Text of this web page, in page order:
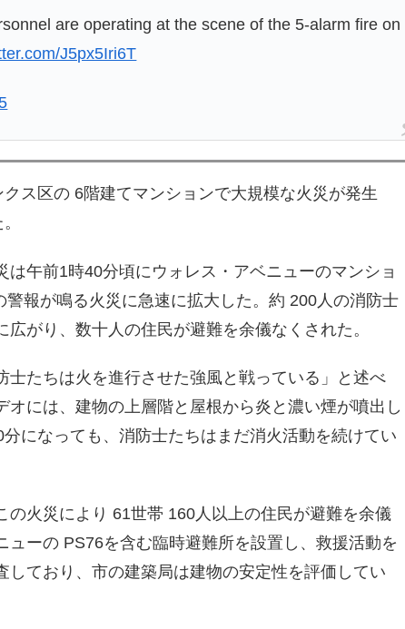
are operating at the scene of the 5-alarm fire on
J5px5Iri6T
ス区の 6階建てマンションで大規模な火災が発生
午前1時40分頃にウォレス・アベニューのマンショ
報が鳴る火災に急速に拡大した。約 200人の消防士
がり、数十人の住民が避難を余儀なくされた。
士たちは火を進行させた強風と戦っている」と述べ
には、建物の上層階と屋根から炎と濃い煙が噴出し
になっても、消防士たちはまだ消火活動を続けてい
の火災により 61世帯 160人以上の住民が避難を余儀
ューの PS76を含む臨時避難所を設置し、救援活動を
ており、市の建築局は建物の安定性を評価してい